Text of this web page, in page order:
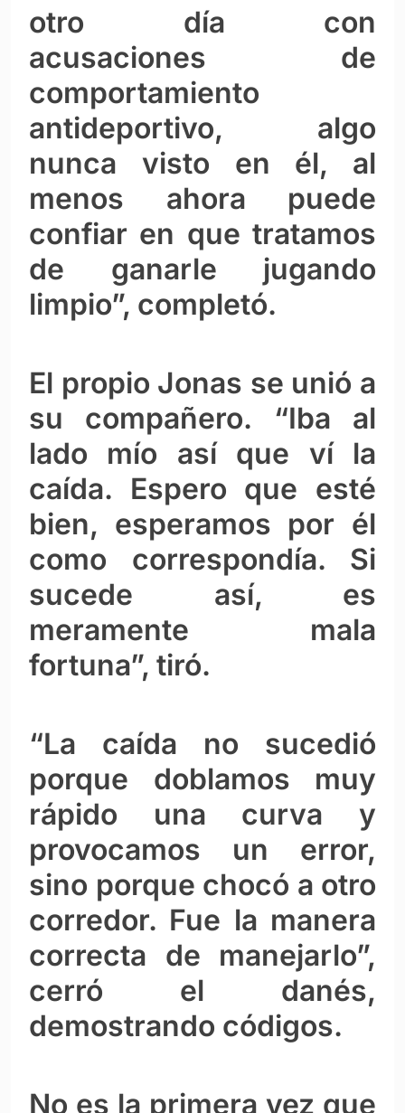
otro día con
acusaciones de
comportamiento
antideportivo, algo
nunca visto en él, al
menos ahora puede
confiar en que tratamos
de ganarle jugando
limpio”, completó.
El propio Jonas se unió a
su compañero. “Iba al
lado mío así que ví la
caída. Espero que esté
bien, esperamos por él
como correspondía. Si
sucede así, es
meramente mala
fortuna”, tiró.
“La caída no sucedió
porque doblamos muy
rápido una curva y
provocamos un error,
sino porque chocó a otro
corredor. Fue la manera
correcta de manejarlo”,
cerró el danés,
demostrando códigos.
No es la primera vez que